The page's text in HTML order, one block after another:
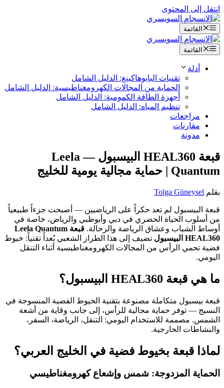
انتقل إلى المحتوى
القائمة
القائمة
أدلة
تقنيات البايوهاكينغ: الدليل الشامل
الحماية من المجالات الكهرومغناطيسية: الدليل الشامل
أجهزة الطاقة الكمومية: الدليل الشامل
تنظيم المياه: الدليل الشامل
مراجعات
مقارنات
مدونة
قبعة HEAL360 البيسبول — Leela
Quantum | حماية مجالية يومية للخليج
بقلم Tolga Güneysel
قبعة البيسبول لم تعد حكراً على الرياضيين — أصبحت جزءاً طبيعياً
من أسلوب الحياة الحضري في دبي وأبوظبي والرياض، خاصة في
أوساط الشباب وعشاق الرياضة والرحالة.
قبعة Leela Quantum
HEAL360 البيسبول
تضيف إلى هذا الطراز الشعبي بُعداً تقنياً: خيوط
فضية تحمي الرأس من المجالات الكهرومغناطيسية أثناء التنقل
اليومي.
ما هي قبعة HEAL360 البيسبول؟
قبعة بيسبول متكاملة مصنوعة بتقنية الخيوط الفضية المنسوجة في
النسيج — توفر حماية مجالية للرأس، إلى جانب وقاية من أشعة
الشمس. مصممة للاستخدام اليومي: التنقل، الرياضة، السفر،
والنشاطات الخارجية.
لماذا قبعة بخيوط فضية في الخليج العربي؟
الحماية المزدوجة: شمس وإشعاع كهرومغناطيسي